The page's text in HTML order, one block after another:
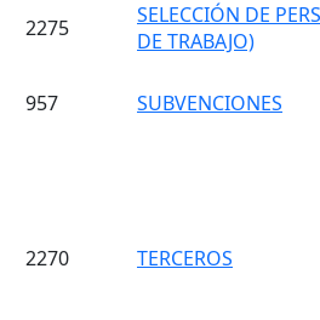
2275
SELECCIÓN DE
DE TRABAJO)
957 SUBVENCIONES
2270 TERCEROS